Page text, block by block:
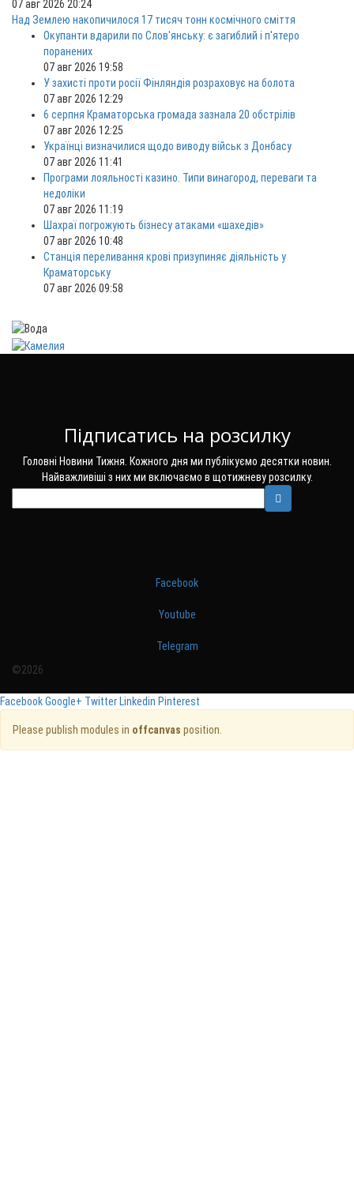
07 авг 2026 20:24
Над Землею накопичилося 17 тисяч тонн космічного сміття
Окупанти вдарили по Слов'янську: є загиблий і п'ятеро
поранених
07 авг 2026 19:58
У захисті проти росії Фінляндія розраховує на болота
07 авг 2026 12:29
6 серпня Краматорська громада зазнала 20 обстрілів
07 авг 2026 12:25
Українці визначилися щодо виводу військ з Донбасу
07 авг 2026 11:41
Програми лояльності казино. Типи винагород, переваги та
недоліки
07 авг 2026 11:19
Шахраї погрожують бізнесу атаками «шахедів»
07 авг 2026 10:48
Станція переливання крові призупиняє діяльність у
Краматорську
07 авг 2026 09:58
Підписатись на розсилку
Головні Новини Тижня. Кожного дня ми публікуємо десятки новин.
Найважливіші з них ми включаємо в щотижневу розсилку.
Facebook
Youtube
Telegram
©2026
FacebookGoogle+ TwitterLinkedin Pinterest
Please publish modules in offcanvas position.